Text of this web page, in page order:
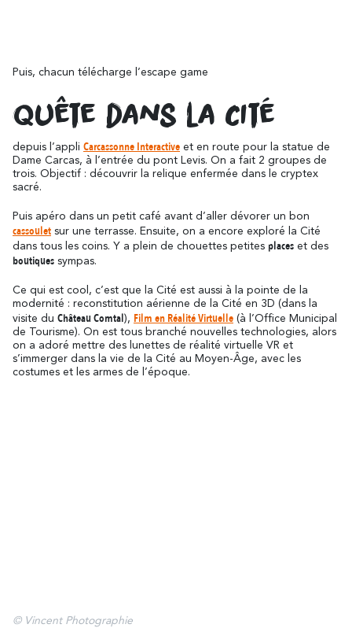
Les vignobles
Ville Rugby
St Jacques de Compostelle
En amoureux En famille
Puis, chacun télécharge l’escape game
Quête dans la Cité
depuis l’appli Carcassonne Interactive et en route pour la statue de
Dame Carcas, à l’entrée du pont Levis. On a fait 2 groupes de
trois. Objectif : découvrir la relique enfermée dans le cryptex
sacré.
Puis apéro dans un petit café avant d’aller dévorer un bon
cassoulet sur une terrasse. Ensuite, on a encore exploré la Cité
dans tous les coins. Y a plein de chouettes petites places et des
boutiques sympas.
Ce qui est cool, c’est que la Cité est aussi à la pointe de la
modernité : reconstitution aérienne de la Cité en 3D (dans la
visite du Château Comtal), Film en Réalité Virtuelle (à l’Office Municipal
de Tourisme). On est tous branché nouvelles technologies, alors
on a adoré mettre des lunettes de réalité virtuelle VR et
s’immerger dans la vie de la Cité au Moyen-Âge, avec les
costumes et les armes de l’époque.
© Vincent Photographie